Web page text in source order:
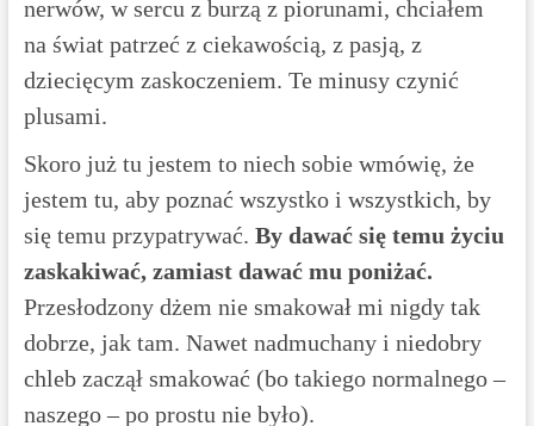
nerwów, w sercu z burzą z piorunami, chciałem
na świat patrzeć z ciekawością, z pasją, z
dziecięcym zaskoczeniem. Te minusy czynić
plusami.
Skoro już tu jestem to niech sobie wmówię, że
jestem tu, aby poznać wszystko i wszystkich, by
się temu przypatrywać. By dawać się temu życiu
zaskakiwać, zamiast dawać mu poniżać.
Przesłodzony dżem nie smakował mi nigdy tak
dobrze, jak tam. Nawet nadmuchany i niedobry
chleb zaczął smakować (bo takiego normalnego –
naszego – po prostu nie było).